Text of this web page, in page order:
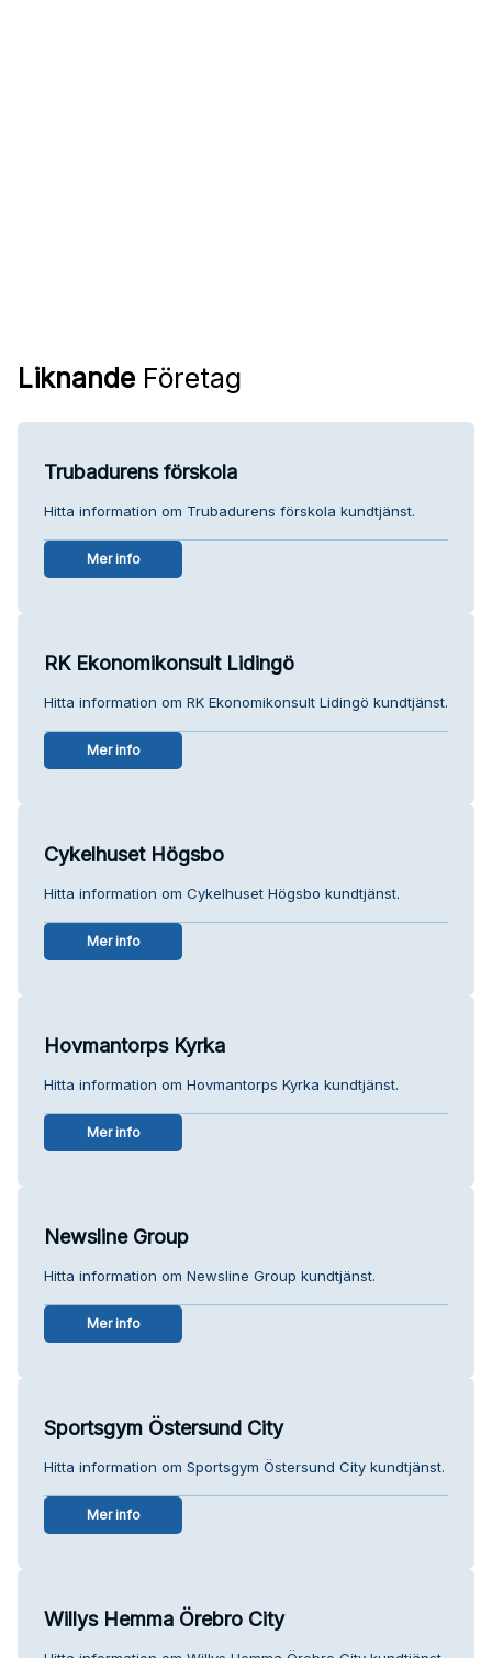
Liknande Företag
Trubadurens förskola
Hitta information om Trubadurens förskola kundtjänst.
Mer info
RK Ekonomikonsult Lidingö
Hitta information om RK Ekonomikonsult Lidingö kundtjänst.
Mer info
Cykelhuset Högsbo
Hitta information om Cykelhuset Högsbo kundtjänst.
Mer info
Hovmantorps Kyrka
Hitta information om Hovmantorps Kyrka kundtjänst.
Mer info
Newsline Group
Hitta information om Newsline Group kundtjänst.
Mer info
Sportsgym Östersund City
Hitta information om Sportsgym Östersund City kundtjänst.
Mer info
Willys Hemma Örebro City